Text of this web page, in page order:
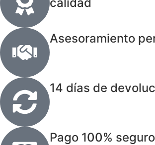
Asesoramiento
14 días de
Pago 100% seguro